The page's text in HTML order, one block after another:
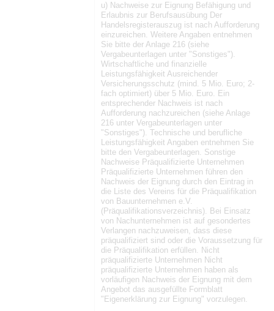
u) Nachweise zur Eignung Befähigung und
Erlaubnis zur Berufsausübung Der
Handelsregisterauszug ist nach Aufforderung
einzureichen. Weitere Angaben entnehmen
Sie bitte der Anlage 216 (siehe
Vergabeunterlagen unter "Sonstiges").
Wirtschaftliche und finanzielle
Leistungsfähigkeit Ausreichender
Versicherungsschutz (mind. 5 Mio. Euro; 2-
fach optimiert) über 5 Mio. Euro. Ein
entsprechender Nachweis ist nach
Aufforderung nachzureichen (siehe Anlage
216 unter Vergabeunterlagen unter
"Sonstiges"). Technische und berufliche
Leistungsfähigkeit Angaben entnehmen Sie
bitte den Vergabeunterlagen. Sonstige
Nachweise Präqualifizierte Unternehmen
Präqualifizierte Unternehmen führen den
Nachweis der Eignung durch den Eintrag in
die Liste des Vereins für die Präqualifikation
von Bauunternehmen e.V.
(Präqualifikationsverzeichnis). Bei Einsatz
von Nachunternehmen ist auf gesondertes
Verlangen nachzuweisen, dass diese
präqualifiziert sind oder die Voraussetzung für
die Präqualifikation erfüllen. Nicht
präqualifizierte Unternehmen Nicht
präqualifizierte Unternehmen haben als
vorläufigen Nachweis der Eignung mit dem
Angebot das ausgefüllte Formblatt
"Eigenerklärung zur Eignung" vorzulegen.